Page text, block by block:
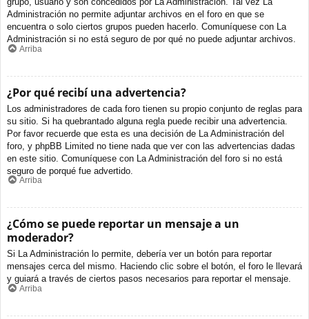
Administración no permite adjuntar archivos en el foro en que se
encuentra o solo ciertos grupos pueden hacerlo. Comuníquese con La
Administración si no está seguro de por qué no puede adjuntar archivos.
Arriba
¿Por qué recibí una advertencia?
Los administradores de cada foro tienen su propio conjunto de reglas para
su sitio. Si ha quebrantado alguna regla puede recibir una advertencia.
Por favor recuerde que esta es una decisión de La Administración del
foro, y phpBB Limited no tiene nada que ver con las advertencias dadas
en este sitio. Comuníquese con La Administración del foro si no está
seguro de porqué fue advertido.
Arriba
¿Cómo se puede reportar un mensaje a un
moderador?
Si La Administración lo permite, debería ver un botón para reportar
mensajes cerca del mismo. Haciendo clic sobre el botón, el foro le llevará
y guiará a través de ciertos pasos necesarios para reportar el mensaje.
Arriba